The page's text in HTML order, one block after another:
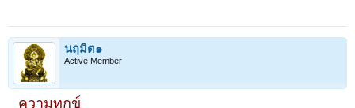
นฤมิต๑
Active Member
ความทุกข์